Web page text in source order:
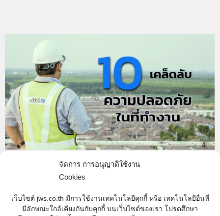
จัดการ การอนุญาติใช้งาน
Cookies
เว็บไซต์ jws.co.th มีการใช้งานเทคโนโลยีคุกกี้ หรือ เทคโนโลยีอื่นที่
มีลักษณะใกล้เคียงกันกับคุกกี้ บนเว็บไซต์ของเรา โปรดศึกษา
10 เคล็ดลับสร้างความปลอดภัยในที่ทำงาน
Types of Technology
การทำให้สถานที่ทำงานปลอดภัยนั้น ย่อมจะต้องมีการ